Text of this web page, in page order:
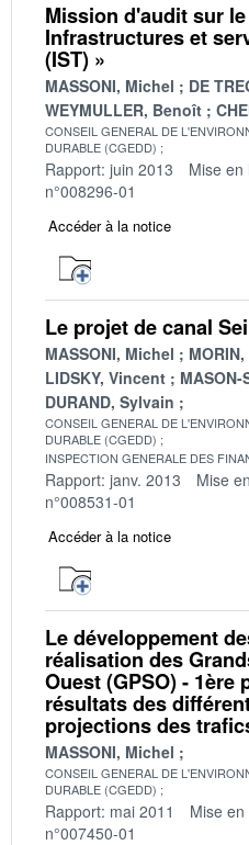
Mission d'audit sur
Infrastructures et
(IST) »
MASSONI, Michel
DE
WEYMULLER, Benoît
CONSEIL GENERAL DE
DURABLE (CGEDD)
Rapport: juin 2013 Mise en
n°008296-01
Accéder à la notice
Le projet de canal
MASSONI, Michel
LIDSKY, Vincent
MASON-
DURAND, Sylvain
CONSEIL GENERAL DE
DURABLE (CGEDD)
INSPECTION GENERALE DES
Rapport: janv. 2013 Mise
n°008531-01
Accéder à la notice
Le développement
réalisation des
Ouest (GPSO) - 1ère
résultats des
projections des
MASSONI, Michel
CONSEIL GENERAL DE
DURABLE (CGEDD)
Rapport: mai 2011 Mise
n°007450-01